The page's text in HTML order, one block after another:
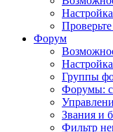
Проверьте
Форум
Группы
Форумы:
Звания и
Фильтр